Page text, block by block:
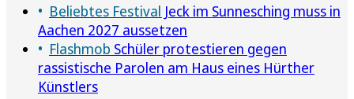
Beliebtes Festival Jeck im Sunnesching muss in
Aachen 2027 aussetzen
Flashmob Schüler protestieren gegen
rassistische Parolen am Haus eines Hürther
Künstlers